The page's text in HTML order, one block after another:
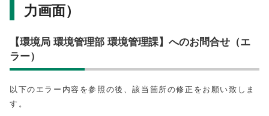
力画面）
【環境局 環境管理部 環境管理課】へのお問合せ（エ
ラー）
以下のエラー内容を参照の後、該当箇所の修正をお願い致しま
す。